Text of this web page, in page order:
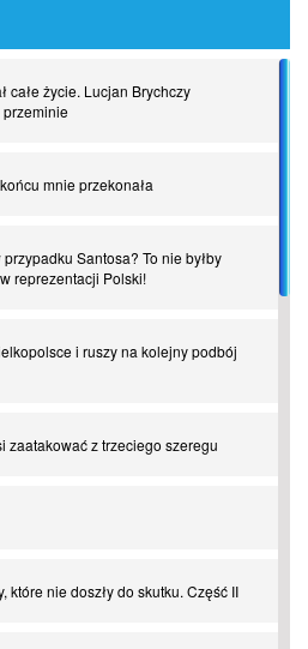
całe życie. Lucjan Brychczy
przeminie
mnie przekonała
Santosa? To nie byłby
reprezentacji Polski!
i ruszy na kolejny podbój
zaatakować z trzeciego szeregu
które nie doszły do skutku. Część II